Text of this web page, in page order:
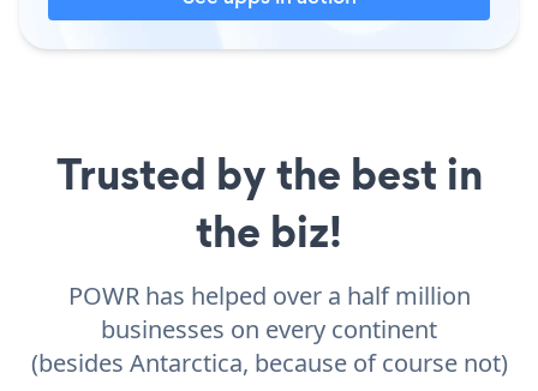
Trusted by the best in
the biz!
POWR has helped over a half million
businesses on every continent
(besides Antarctica, because of course not)